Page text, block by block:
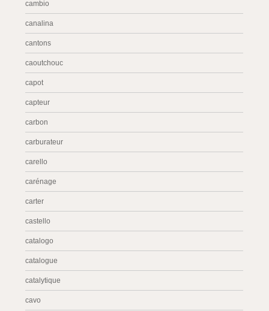
cambio
canalina
cantons
caoutchouc
capot
capteur
carbon
carburateur
carello
carénage
carter
castello
catalogo
catalogue
catalytique
cavo